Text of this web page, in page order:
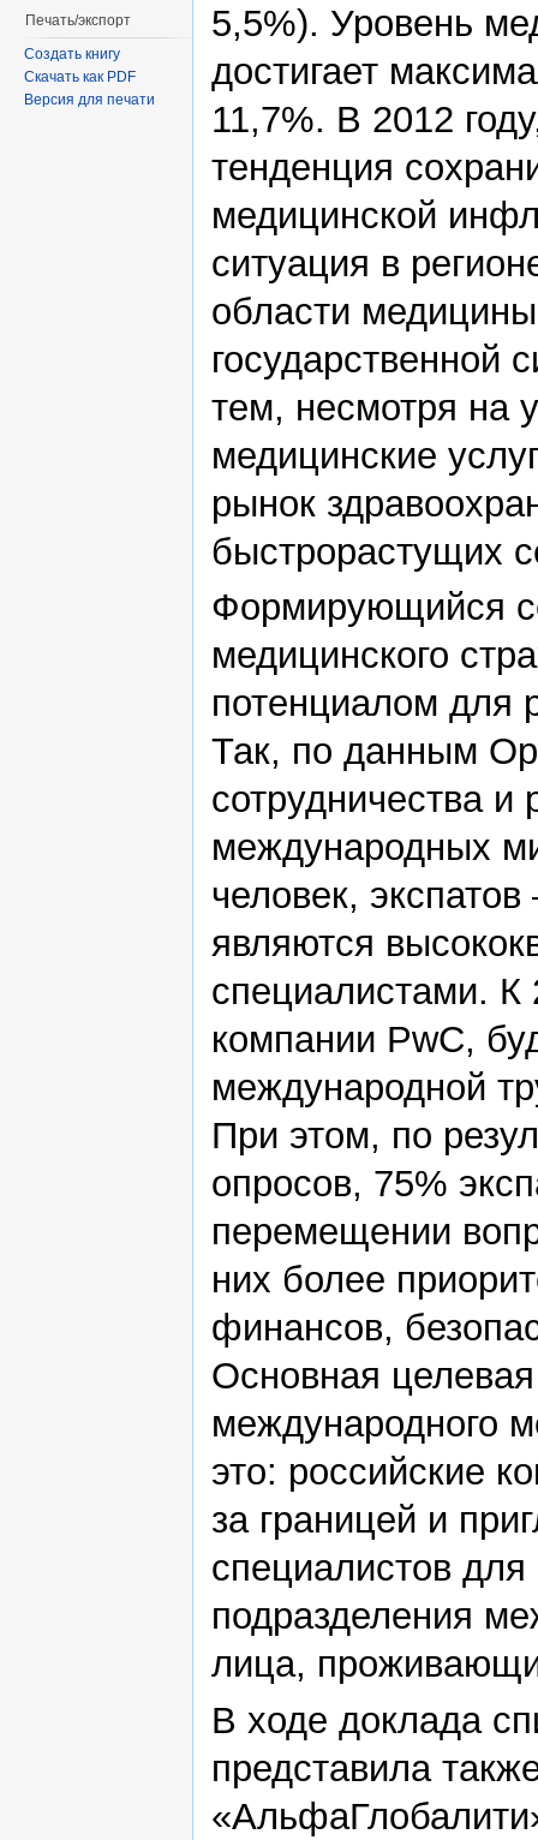
5,5%). Уровень
достигает
11,7%. В 2012
тенденция
медицинской
ситуация в
области
государственной
тем, несмотря на
медицинские
рынок
быстрорастущих
Формирующийся
медицинского
потенциалом для
Так, по данным
сотрудничества и
международных
человек,
являются
специалистами. К
компании PwC,
международной
При этом, по
опросов, 75%
перемещении
них более
финансов,
Основная
международного
это: российские
за границей и
специалистов
подразделения
лица,
В ходе доклада
представила
Печать/экспорт
Создать книгу
Скачать как PDF
Версия для печати